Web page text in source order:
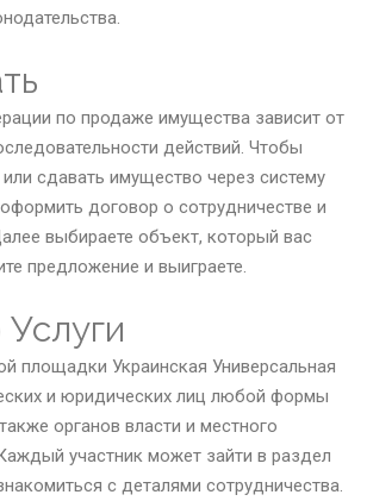
по продаже имущества зависит от
действий. Чтобы
сдавать имущество через систему
договор о сотрудничестве и
выбираете объект, который вас
предложение и выиграете.
площадки Украинская Универсальная
и юридических лиц любой формы
органов власти и местного
участник может зайти в раздел
с деталями сотрудничества.